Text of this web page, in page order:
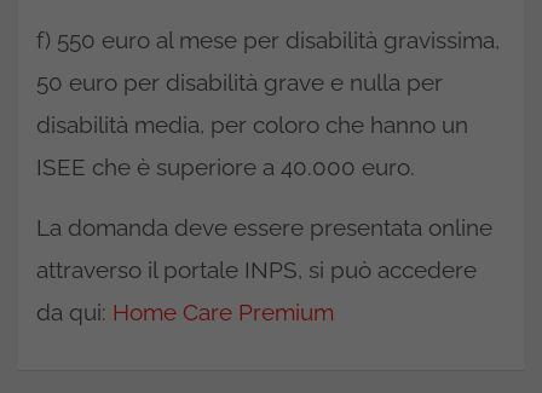
f) 550 euro al mese per disabilità gravissima,
50 euro per disabilità grave e nulla per
disabilità media, per coloro che hanno un
ISEE che è superiore a 40.000 euro.
La domanda deve essere presentata online
attraverso il portale INPS, si può accedere
da qui: Home Care Premium